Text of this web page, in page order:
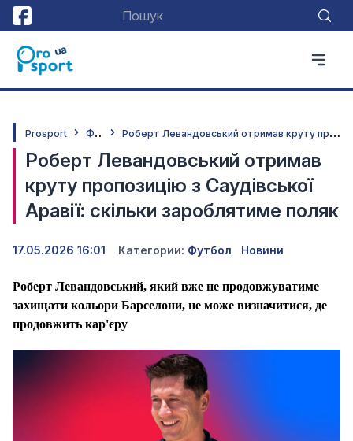
Prosport Ф
утбол Р
оберт Левандовський отримав круту пропозицію з Саудівської Аравії: скільки зароблятиме поляк
Роберт Левандовський отримав
круту пропозицію з Саудівської
Аравії: скільки зароблятиме поляк
17.05.2026 16:01 Категории: Футбол Новини
Роберт Левандовський, який вже не продовжуватиме
захищати кольори Барселони, не може визначитися, де
продовжить кар'єру